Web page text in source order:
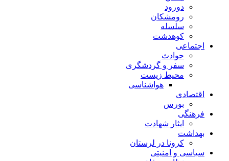
دورود
رومشکان
سلسله
کوهدشت
اجتماعی
حوادث
سفر و گردشگری
محیط زیست
هواشناسی
اقتصادی
بورس
فرهنگی
ایثار شهادت
بهداشت
کرونا در لرستان
سیاسی و امنیتی